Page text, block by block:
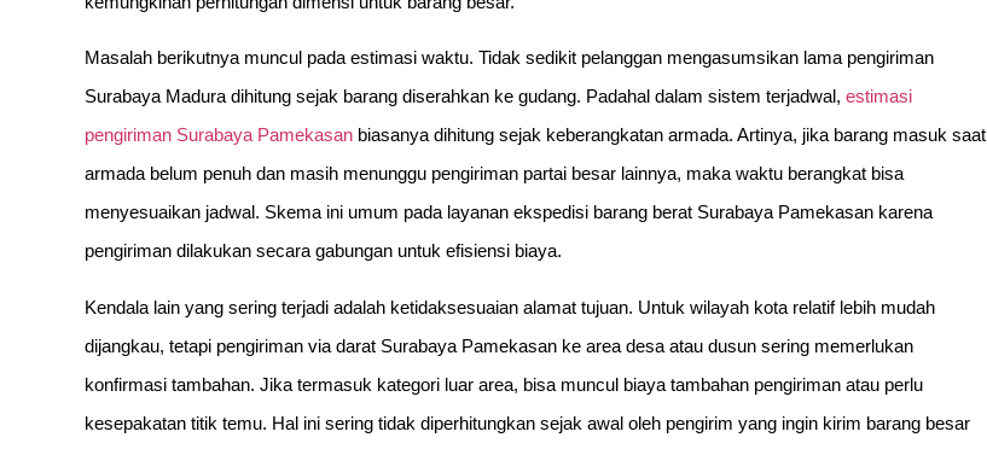
Masalah berikutnya muncul pada estimasi waktu. Tidak sedikit pelanggan mengasumsikan lama pengiriman
Surabaya Madura dihitung sejak barang diserahkan ke gudang. Padahal dalam sistem terjadwal, estimasi
pengiriman Surabaya Pamekasan biasanya dihitung sejak keberangkatan armada. Artinya, jika barang masuk saat
armada belum penuh dan masih menunggu pengiriman partai besar lainnya, maka waktu berangkat bisa
menyesuaikan jadwal. Skema ini umum pada layanan ekspedisi barang berat Surabaya Pamekasan karena
pengiriman dilakukan secara gabungan untuk efisiensi biaya.
Kendala lain yang sering terjadi adalah ketidaksesuaian alamat tujuan. Untuk wilayah kota relatif lebih mudah
dijangkau, tetapi pengiriman via darat Surabaya Pamekasan ke area desa atau dusun sering memerlukan
konfirmasi tambahan. Jika termasuk kategori luar area, bisa muncul biaya tambahan pengiriman atau perlu
kesepakatan titik temu. Hal ini sering tidak diperhitungkan sejak awal oleh pengirim yang ingin kirim barang besar